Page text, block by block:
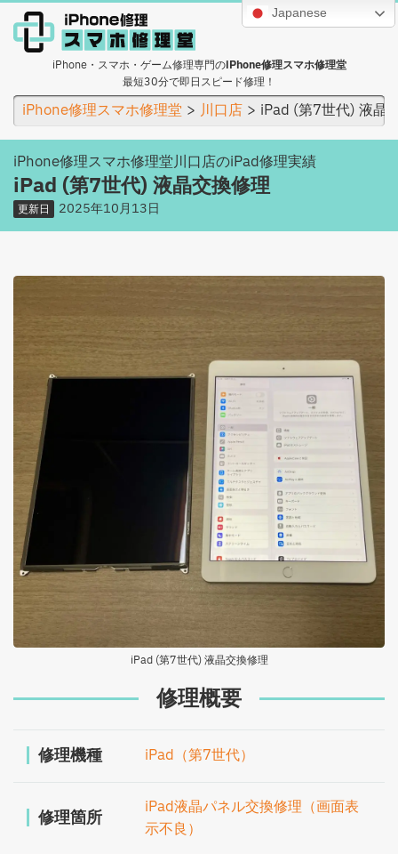
Japanese
iPhone・スマホ・ゲーム修理専門のiPhone修理スマホ修理堂
最短30分で即日スピード修理！
iPhone修理スマホ修理堂 川口店 iPad (第7世代) 液晶
iPhone修理スマホ修理堂川口店のiPad修理実績
iPad (第7世代) 液晶交換修理
更新日 2025年10月13日
iPad (第7世代) 液晶交換修理
修理概要
修理機種 iPad（第7世代）
修理箇所
iPad液晶パネル交換修理（画面表
示不良）